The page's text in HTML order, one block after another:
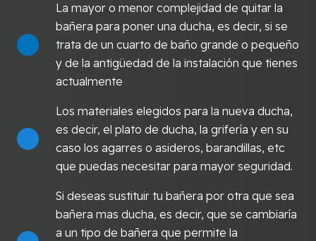
La mayor o menor complejidad de quitar la
bañera para poner una ducha, es decir, si se
trata de un cuarto de baño grande o pequeño
y de la antigüedad de la instalación que tienes
actualmente
Los materiales elegidos para la nueva ducha,
es decir, el plato de ducha, la grifería y en su
caso los agarres o asideros, barandillas, etc
que puedas necesitar para mayor seguridad.
Si deseas sustituir tu bañera por otra que sea
bañera mas ducha, es decir, que se cambiaría
a un tipo de bañera que permite la